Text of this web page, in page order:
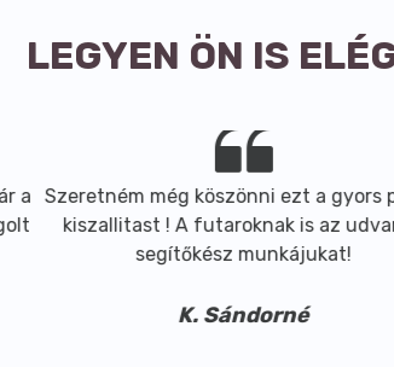
LEGYEN ÖN IS
Szeretném még köszönni ezt a gyors
kiszallitast ! A futaroknak is az udvarias
segítőkész munkájukat!
K. Sándorné